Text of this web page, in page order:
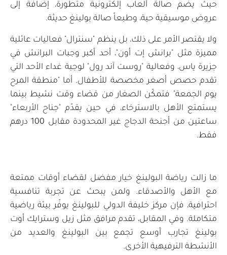
حيث يضم صالة ألعاب إلكترونية متطورة، إضافة إلى
عروض موسيقية حية، وطبعاً صالة بولينغ حديثة.
ولا يقتصر الأمر على ذلك، بل ينظم "سنترال" فعاليات عائلية
مميزة مثل "برانش إت أون"، أحد أكبر وجبات البرانش في
جزيرة ياس، وفعالية "روست آند رول" لوجبة غداء الأحد التي
تقدم حصص أصغر مخصصة للأطفال. أما "منطقة المرح
يوم الجمعة" فتمكّن الصغار من قضاء وقت نشيط بينما
يستمتع الأهل بالاسترخاء، في حين يقدّم "جناح الأربعاء"
ساعتين من أجنحة الدجاج غير المحدودة مقابل 100 درهم
فقط.
ما زالت رياضة البولينغ خيار مفضل لقضاء أوقات ممتعة
مع الأهل والأصدقاء. ولمن يبحث عن تجربة تنافسية
احترافية، فإن مركز خليفة الدولي للبولينغ يوفّر بيئة رياضية
متكاملة. وفي المقابل، تقدم مرافق مثل زيل وسترايك أوت
بولينغ تجارب أوسع تجمع بين البولينغ والعديد من
الأنشطة الترفيهية الأخرى.